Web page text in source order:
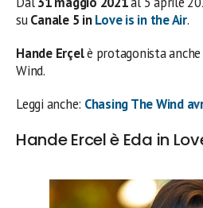
suCanale 5 inLove is in the Air.
Hande Erçelè protagonista
Wind.
Leggi anche: Chasing The Wind
Hande Ercel è Eda in